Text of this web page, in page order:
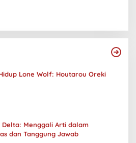
Lone Wolf: Houtarou Oreki
Delta: Menggali Arti dalam
dan Tanggung Jawab